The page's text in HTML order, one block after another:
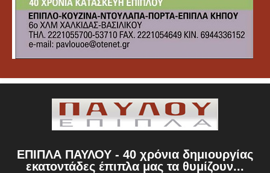
ΕΠΙΠΛΑ ΠΑΥΛΟΥ - 40 χρόνια δημιουργίας
εκατοντάδες έπιπλα μας τα θυμίζουν...